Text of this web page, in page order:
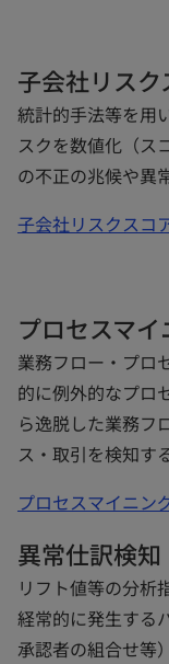
子会社リス
統計的手法等を用
スクを数値化（ス
の不正の兆候や異
子会社リスクスコ
プロセスマイ
業務フロー・プロ
的に例外的なプロ
ら逸脱した業務フ
ス・取引を検知す
プロセスマイニン
異常仕訳検知
リフト値等の分析
経常的に発生する
承認者の組合せ等